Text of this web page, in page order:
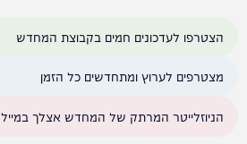
הצטרפו לעדכונים חמים בקבוצת המחדש
מצטרפים לערוץ ומתחדשים כל הזמן
הניוזלייטר המרתק של המחדש אצלך במייל